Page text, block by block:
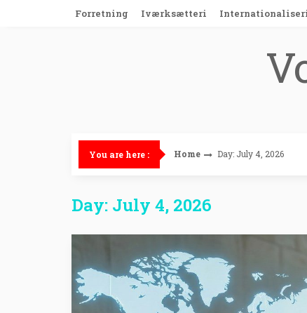
Forretning Iværksætteri
You are here : Home Day: July 4, 2026
Day: July 4, 2026